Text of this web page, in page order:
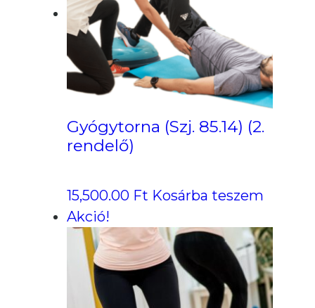
Gyógytorna (Szj. 85.14) (2.
rendelő)
15,500.00 Ft Kosárba teszem
Akció!